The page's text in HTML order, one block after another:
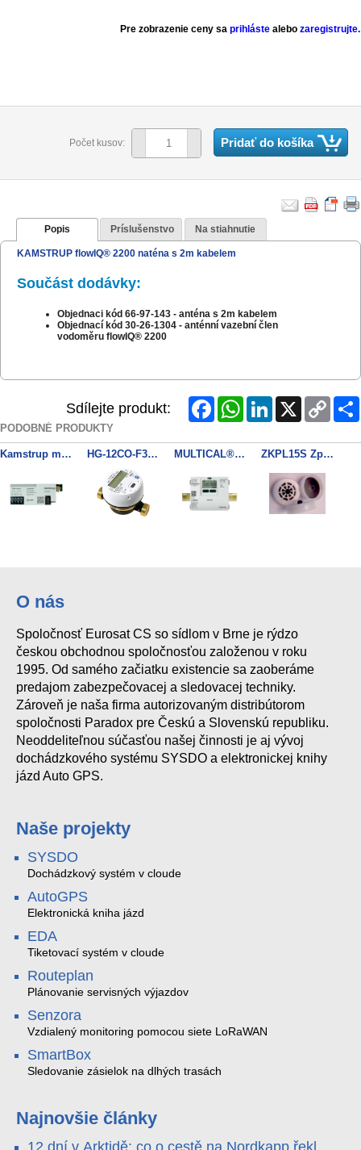
Pre zobrazenie ceny sa prihláste alebo zaregistrujte.
Počet kusov: Pridať do košíka
Popis Príslušenstvo Na stiahnutie
KAMSTRUP flowIQ® 2200 naténa s 2m kabelem
Součást dodávky:
Objednaci kód 66-97-143 - anténa s 2m kabelem
Objednací kód 30-26-1304 - anténní vazební člen
vodoměru flowIQ® 2200
Sdílejte produkt: FacebookWhatsAppLinkedInX
Copy
Link
PODOBNÉ PRODUKTY
Kamstrup modul xx3 LoRaWan, inputs (In-A, In-B), 868 MHz HG-12CO-F3SS-10HD Vodoměr DN15, T50, 868MHZ LORAWAN MULTICAL® 403 403W7027651355 DN20 měřič tepla ZKPL15S Zpětná klapka DIN15 pro GSD8, Hydrodigit
SAF1 plomba vodoměru DN15 HG-12CO-C3SS-10HD Vodoměr DN15, T30/90, 868MHZ LORAWAN
O nás
Spoločnosť Eurosat CS so sídlom v Brne je rýdzo
českou obchodnou spoločnosťou založenou v roku
1995. Od samého začiatku existencie sa zaoberáme
predajom zabezpečovacej a sledovacej techniky.
Zároveň je naša firma autorizovaným distribútorom
spoločnosti Paradox pre Českú a Slovenskú republiku.
Neoddeliteľnou súčasťou našej činnosti je aj vývoj
dochádzkového systému SYSDO a elektronickej knihy
jázd Auto GPS.
Naše projekty
SYSDO
Dochádzkový systém v cloude
AutoGPS
Elektronická kniha jázd
EDA
Tiketovací systém v cloude
Routeplan
Plánovanie servisných výjazdov
Senzora
Vzdialený monitoring pomocou siete LoRaWAN
SmartBox
Sledovanie zásielok na dlhých trasách
Najnovšie články
12 dní v Arktidě: co o cestě na Nordkapp řekla